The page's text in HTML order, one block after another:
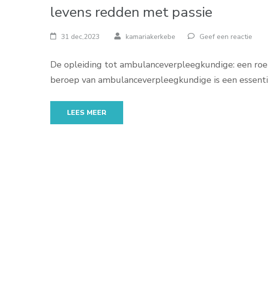
levens redden met passie
31 dec,2023 kamariakerkebe Geef een reactie
De opleiding tot ambulanceverpleegkundige: een
beroep van ambulanceverpleegkundige is een
LEES MEER